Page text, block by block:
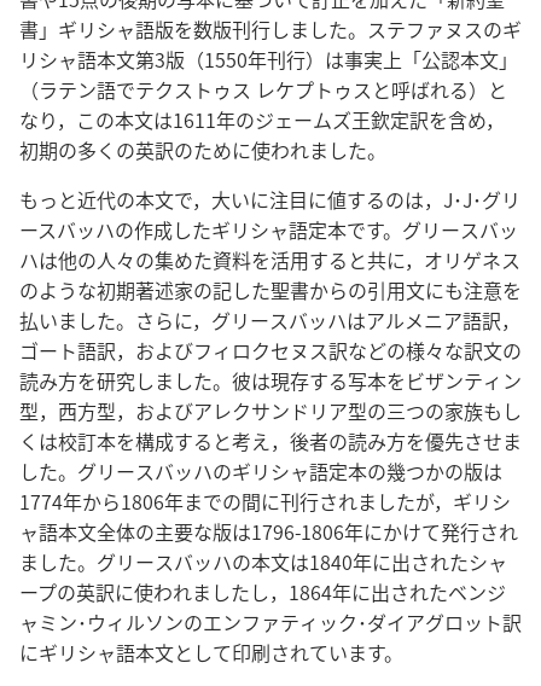
書」ギリシャ語版を数版刊行しました。ステファヌスのギ
リシャ語本文第3版（1550年刊行）は事実上「公認本文」
（ラテン語でテクストゥス レケプトゥスと呼ばれる）と
なり，この本文は1611年のジェームズ王欽定訳を含め，
初期の多くの英訳のために使われました。
もっと近代の本文で，大いに注目に値するのは，J･J･グリ
ースバッハの作成したギリシャ語定本です。グリースバッ
ハは他の人々の集めた資料を活用すると共に，オリゲネス
のような初期著述家の記した聖書からの引用文にも注意を
払いました。さらに，グリースバッハはアルメニア語訳，
ゴート語訳，およびフィロクセヌス訳などの様々な訳文の
読み方を研究しました。彼は現存する写本をビザンティン
型，西方型，およびアレクサンドリア型の三つの家族もし
くは校訂本を構成すると考え，後者の読み方を優先させま
した。グリースバッハのギリシャ語定本の幾つかの版は
1774年から1806年までの間に刊行されましたが，ギリシ
ャ語本文全体の主要な版は1796-1806年にかけて発行され
ました。グリースバッハの本文は1840年に出されたシャ
ープの英訳に使われましたし，1864年に出されたベンジ
ャミン･ウィルソンのエンファティック･ダイアグロット訳
にギリシャ語本文として印刷されています。